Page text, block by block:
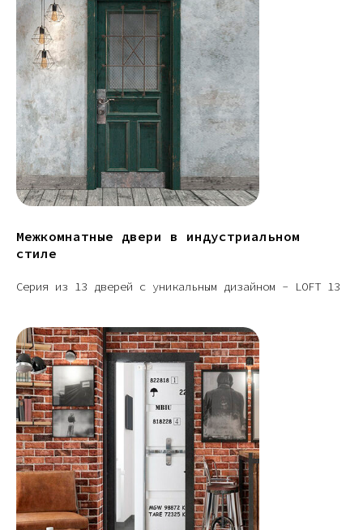
Межкомнатные двери в индустриальном
стиле
Серия из 13 дверей с уникальным дизайном - LOFT 13